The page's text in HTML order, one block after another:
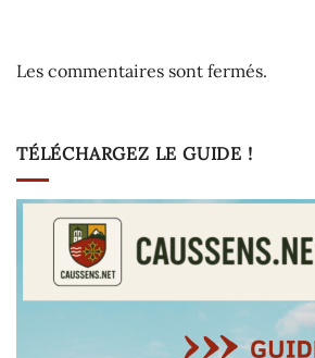
Les commentaires sont fermés.
TÉLÉCHARGEZ LE GUIDE !